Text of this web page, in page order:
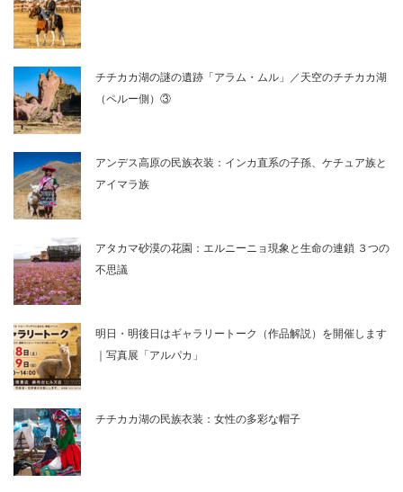
チチカカ湖の謎の遺跡「アラム・ムル」／天空のチチカカ湖
（ペルー側）③
アンデス高原の民族衣装：インカ直系の子孫、ケチュア族と
アイマラ族
アタカマ砂漠の花園：エルニーニョ現象と生命の連鎖 ３つの
不思議
明日・明後日はギャラリートーク（作品解説）を開催します
｜写真展「アルパカ」
チチカカ湖の民族衣装：女性の多彩な帽子